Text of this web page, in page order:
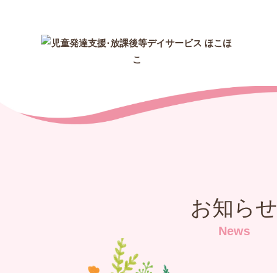
お知らせ
News